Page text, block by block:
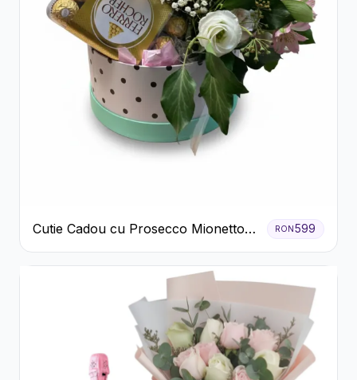
Cutie Cadou cu Prosecco Mionetto
Ferrero Rocher și Flori Pastelate
RON599